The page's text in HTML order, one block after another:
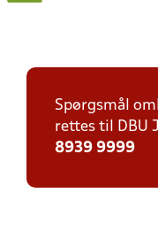
Spørgsmål
rettes til DBU
8939 9999